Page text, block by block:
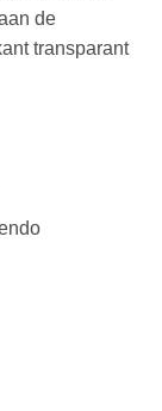
de
transparant